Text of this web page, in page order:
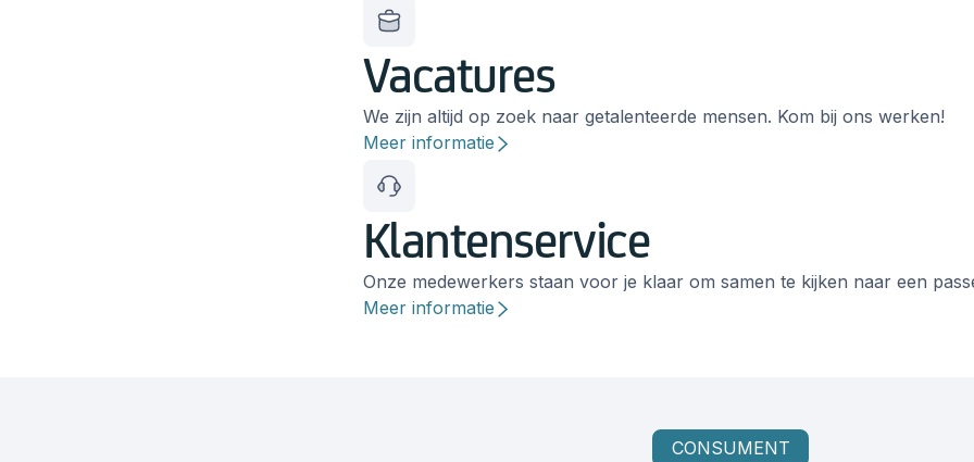
Vacatures
We zijn altijd op zoek naar getalenteerde mensen. Kom bij ons werken!
Meer informatie
Klantenservice
Onze medewerkers staan voor je klaar om samen te kijken naar een
Meer informatie
CONSUMENT